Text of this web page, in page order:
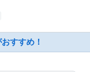
すすめ！